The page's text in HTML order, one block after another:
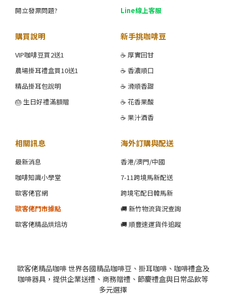
開立發票問題?
Line線上客服
購買說明
VIP咖啡豆買2送1
農場掛耳禮盒買10送1
精品掛耳包說明
🎂 生日好禮滿額贈
新手挑咖啡豆
☕ 厚實回甘
☕ 香濃順口
☕ 滑順香甜
☕ 花香果酸
☕ 果汁酒香
相關訊息
最新消息
咖啡知識小學堂
歐客佬官網
歐客佬門市據點
歐客佬精品烘焙坊
海外訂購與配送
香港/澳門/中國
7-11跨境馬新配送
跨境宅配日韓馬新
🚚 新竹物流貨況查詢
🚚 順豐速運貨件追蹤
歐客佬精品咖啡 世界各國精品咖啡豆、掛耳咖啡、咖啡禮盒及
咖啡器具，提供企業送禮、商務贈禮、節慶禮盒與日常品飲等
多元選擇